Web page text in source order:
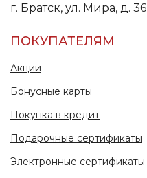
г. Братск, ул. Мира, д. 36
ПОКУПАТЕЛЯМ
Акции
Бонусные карты
Покупка в кредит
Подарочные сертификаты
Электронные сертификаты